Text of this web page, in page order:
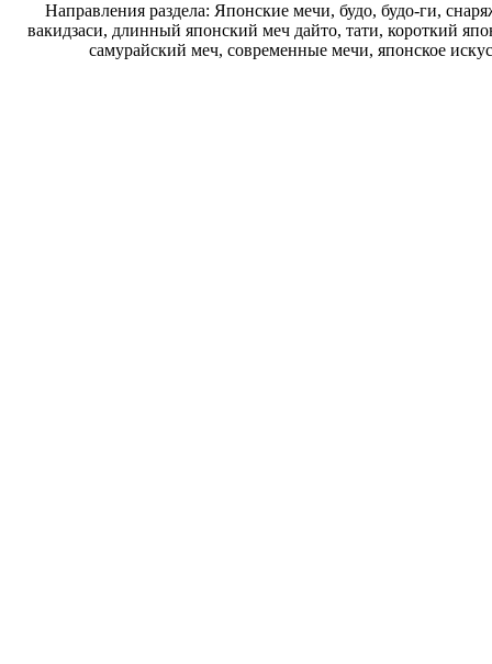
Направления раздела: Японские мечи, будо, будо-ги,
вакидзаси, длинный японский меч дайто, тати, короткий
самурайский меч, современные мечи, японское